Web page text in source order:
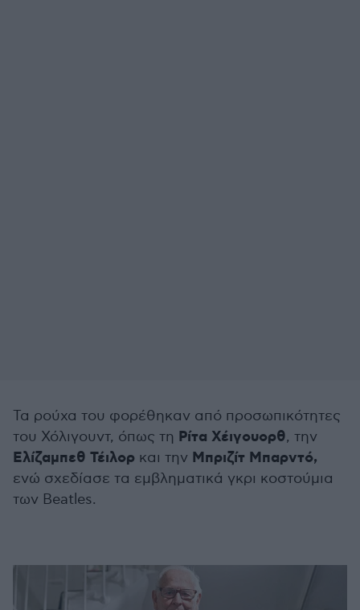
Τα ρούχα του φορέθηκαν από προσωπικότητες
του Χόλιγουντ, όπως τη Ρίτα Χέιγουορθ, την
Ελίζαμπεθ Τέιλορ και την Μπριζίτ Μπαρντό,
ενώ σχεδίασε τα εμβληματικά γκρι κοστούμια
των Beatles.